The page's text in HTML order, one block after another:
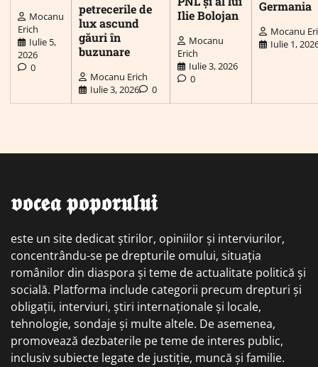
Mocanu
Erich
Iulie 5,
2026
0
petrecerile de
lux ascund
găuri în
buzunare
Mocanu Erich
Iulie 3, 2026
0
Ilie Bolojan
Mocanu
Erich
Iulie 3, 2026
0
Germania
Mocanu
Iulie 1,
𝖛𝖔𝖈𝖊𝖆 𝖕𝖔𝖕𝖔𝖗𝖚𝖑𝖚𝖎
este un site dedicat știrilor, opiniilor și interviurilor,
concentrându-se pe drepturile omului, situația
românilor din diaspora și teme de actualitate politică și
socială. Platforma include categorii precum drepturi și
obligații, interviuri, știri internaționale și locale,
tehnologie, sondaje și multe altele. De asemenea,
promovează dezbaterile pe teme de interes public,
inclusiv subiecte legate de justiție, muncă și familie.